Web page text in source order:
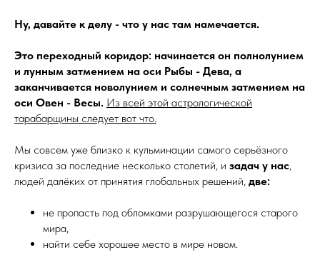
Ну, давайте к делу - что у нас там намечается.
Это переходный коридор: начинается он полнолунием
и лунным затмением на оси Рыбы - Дева, а
заканчивается новолунием и солнечным затмением на
оси Овен - Весы. Из всей этой астрологической
тарабарщины следует вот что.
Мы совсем уже близко к кульминации самого серьёзного
кризиса за последние несколько столетий, и задач у нас
людей далёких от принятия глобальных решений, две:
не пропасть под обломками разрушающегося старого
мира,
найти себе хорошее место в мире новом.